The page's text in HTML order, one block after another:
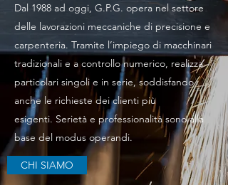
Dal 1988 ad oggi, G.P.G. opera nel settore
delle lavorazioni meccaniche di precisione e
carpenteria. Tramite l’impiego di macchinari
tradizionali e a controllo numerico, realizza
particolari singoli e in serie, soddisfando
anche le richieste dei clienti più
esigenti. Serietà e professionalità sono alla
base del modus operandi.
CHI SIAMO